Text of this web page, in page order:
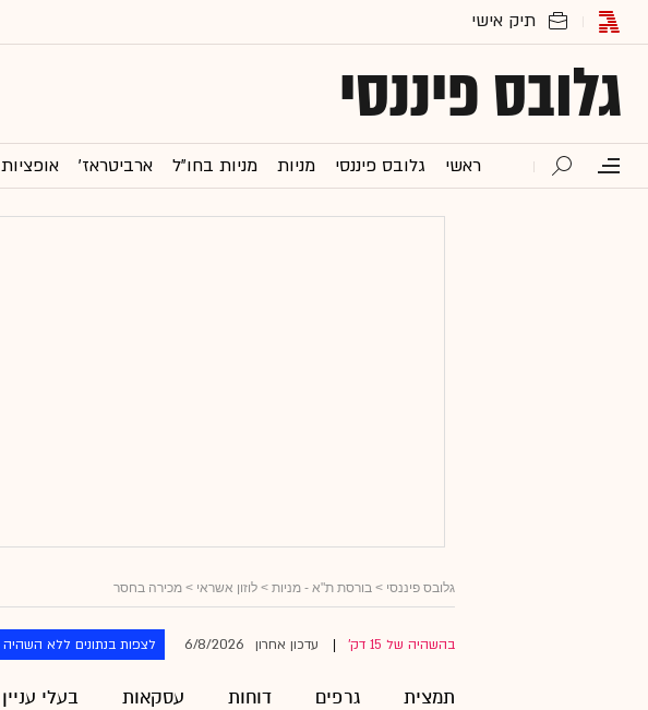
גלובס פיננסי
ראשי גלובס פיננסי מניות מניות בחו"ל ארביטראז' אופציות
גלובס פיננסי > בורסת ת"א - מניות > לוזון אשראי > מכירה בחסר
בהשהיה של 15 דק' עדכון אחרון 6/8/2026 לצפות בנתונים ללא השהיה
תמצית גרפים דוחות עסקאות בעלי עניין